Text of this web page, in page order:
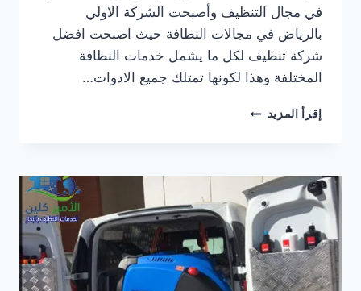
في مجال التنظيف وأصبحت الشركة الاولي
بالرياض في مجالات النظافة حيث اصبحت افضل
شركة تنظيف لكل ما يشمل خدمات النظافة
المختلفة وهذا لكونها تمتلك جميع الادوات…
إقرأ المزيد شركة
الرياض